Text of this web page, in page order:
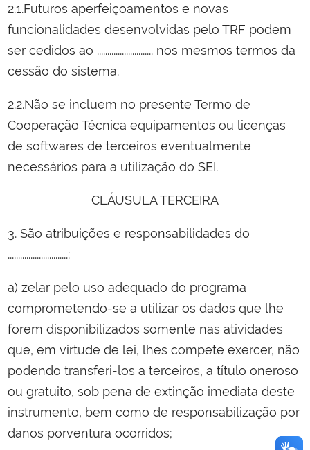
2.1.Futuros aperfeiçoamentos e novas
funcionalidades desenvolvidas pelo TRF podem
ser cedidos ao ........................... nos mesmos termos da
cessão do sistema.
2.2.Não se incluem no presente Termo de
Cooperação Técnica equipamentos ou licenças
de softwares de terceiros eventualmente
necessários para a utilização do SEI.
CLÁUSULA TERCEIRA
3. São atribuições e responsabilidades do
.............................:
a) zelar pelo uso adequado do programa
comprometendo-se a utilizar os dados que lhe
forem disponibilizados somente nas atividades
que, em virtude de lei, lhes compete exercer, não
podendo transferi-los a terceiros, a título oneroso
ou gratuito, sob pena de extinção imediata deste
instrumento, bem como de responsabilização por
danos porventura ocorridos;